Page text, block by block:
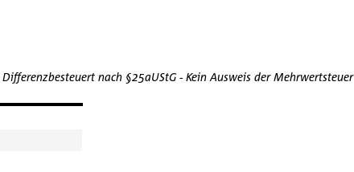
nach §25aUStG - Kein Ausweis der Mehrwertsteuer